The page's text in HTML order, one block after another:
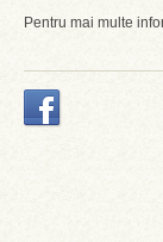
Pentru mai multe